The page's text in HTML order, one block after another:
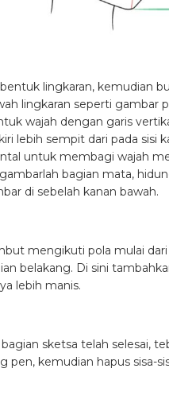
lingkaran, kemudian
lingkaran seperti gambar
wajah dengan garis
lebih sempit dari pada sisi
untuk membagi wajah
bagian mata,
di sebelah kanan bawah.
mengikuti pola mulai
belakang. Di sini
lebih manis.
sketsa telah selesai,
pen, kemudian hapus sisa-